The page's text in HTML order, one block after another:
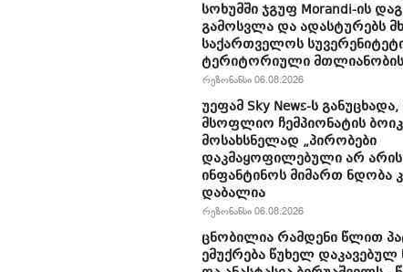
სოხუმში ჯგუფ Morandi-ის
გამოსვლა და ადასტურებს
საქართველოს
ტერიტორიული
რეზონანსი 06.08.2026
უეფამ Sky News-ს
მსოფლიო ჩემპიონატის
მოსახსნელად „პირობები
დაკმაყოფილებული არ
ინფანტინოს მიმართ ნდობა
დაბალია
რეზონანსი 06.08.2026
ცნობილია რამდენი წლით
ემუქრება წუხელ დაკავებულ